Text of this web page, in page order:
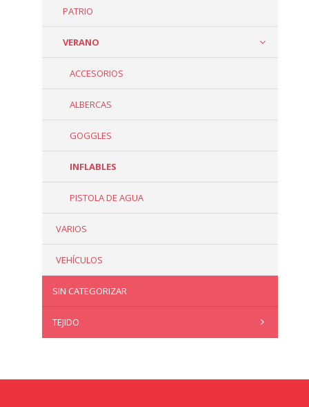
PATRIO
VERANO
ACCESORIOS
ALBERCAS
GOGGLES
INFLABLES
PISTOLA DE AGUA
VARIOS
VEHÍCULOS
SIN CATEGORIZAR
TEJIDO